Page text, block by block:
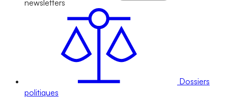
newsletters
Dossiers
politiques